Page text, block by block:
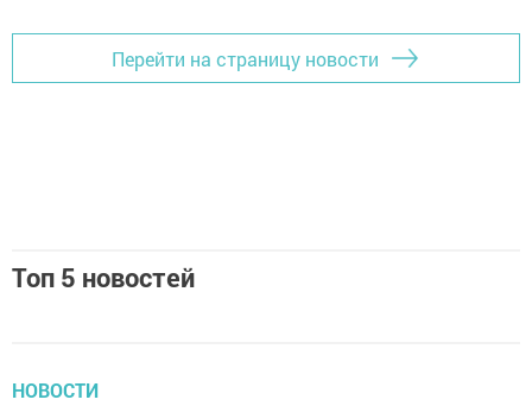
Перейти на страницу новости
Топ 5 новостей
НОВОСТИ